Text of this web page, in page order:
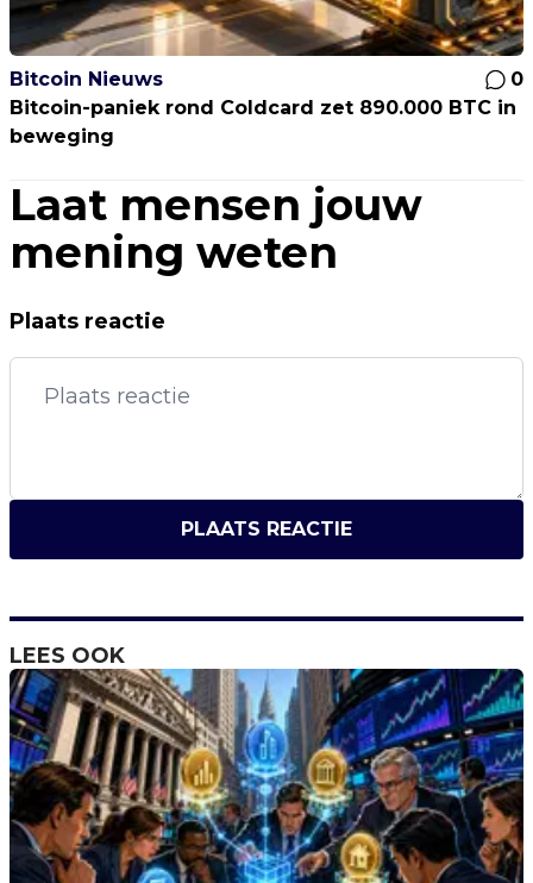
Bitcoin Nieuws
0
Bitcoin-paniek rond Coldcard zet 890.000 BTC in
beweging
Laat mensen jouw
mening weten
Plaats reactie
PLAATS REACTIE
LEES OOK